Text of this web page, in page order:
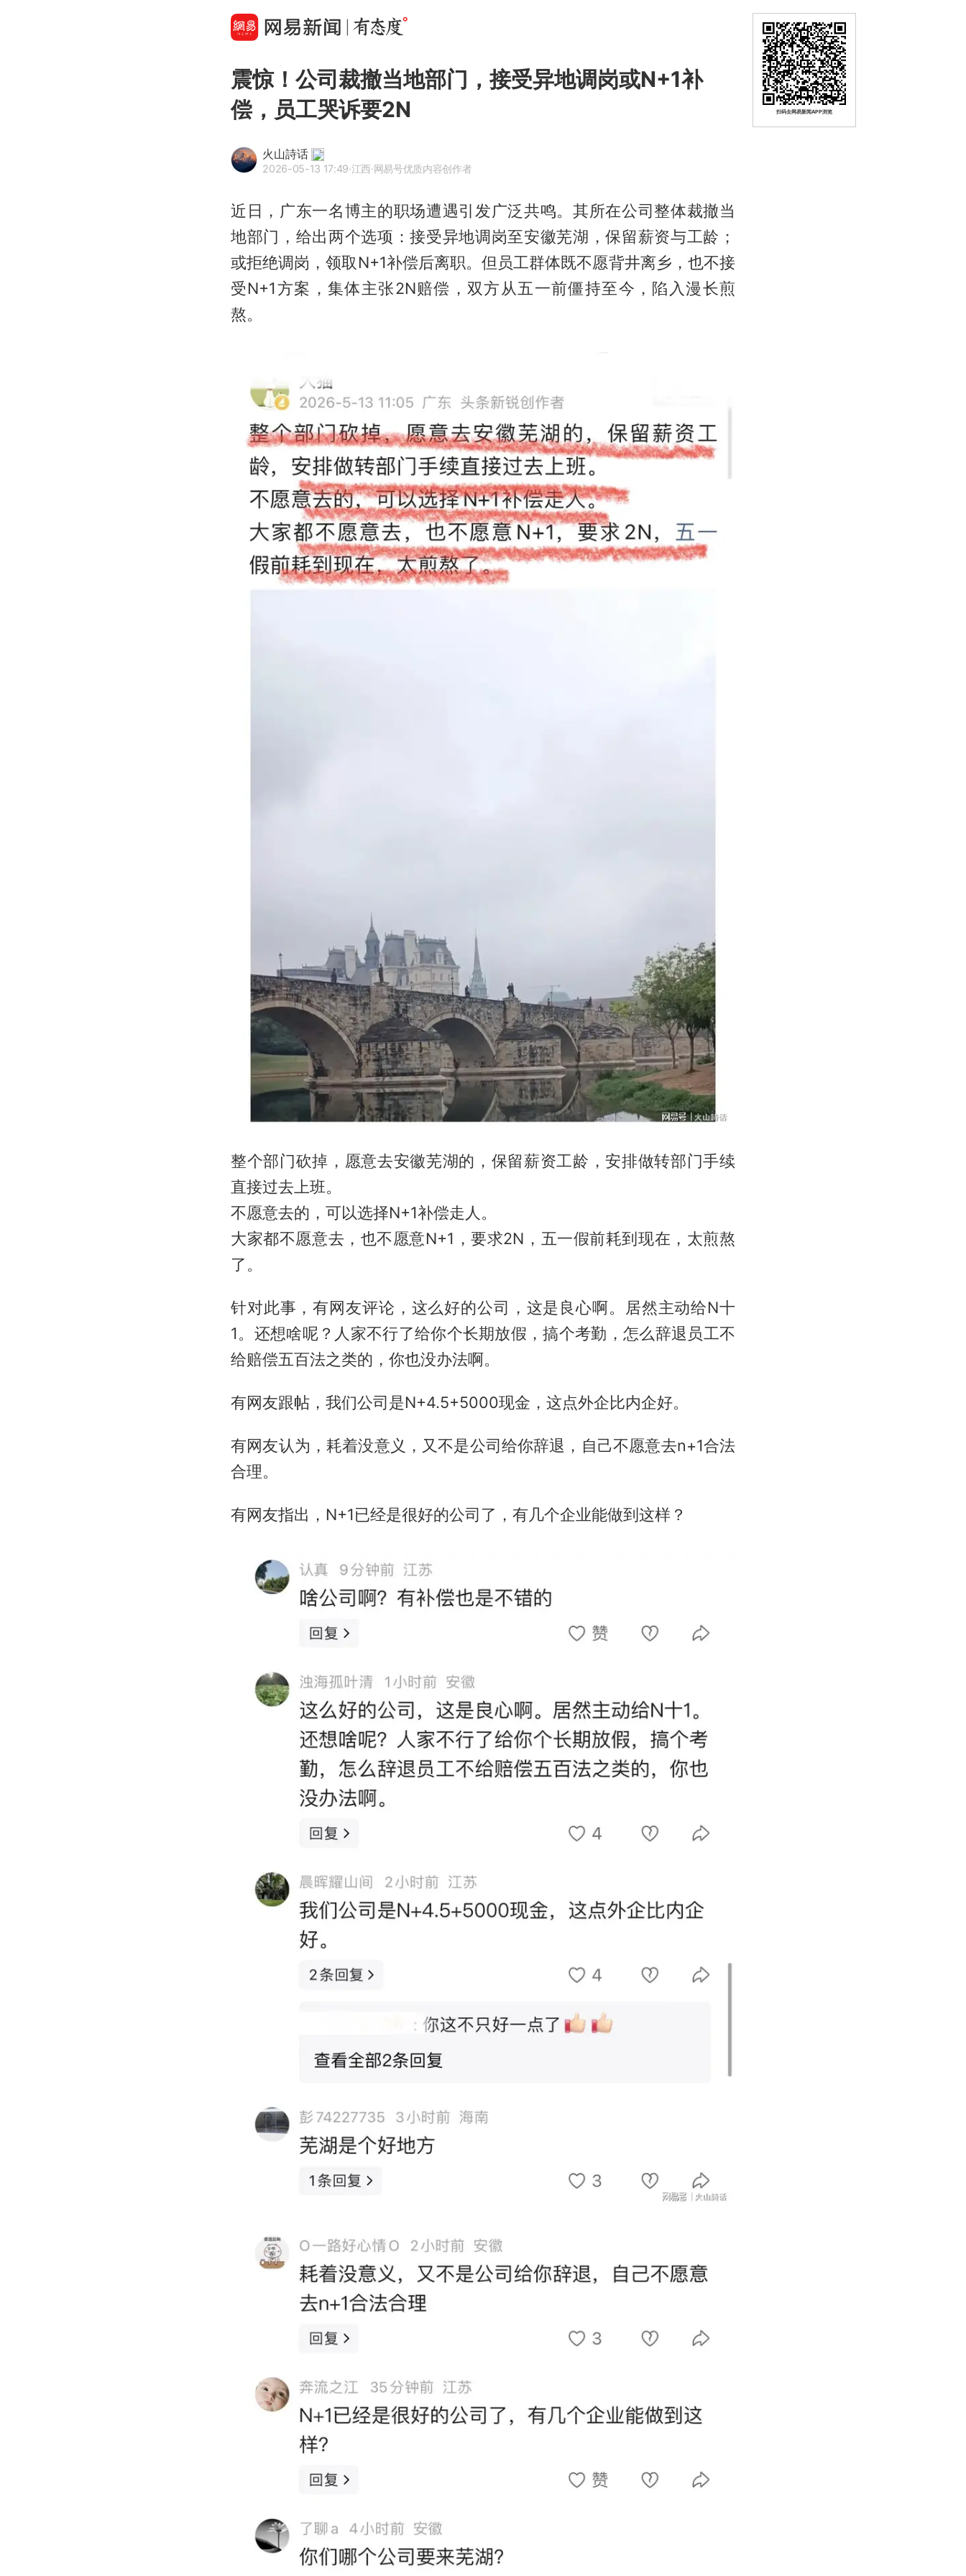
震惊！公司裁撤当地部门，接受异地调岗或N+1补
偿，员工哭诉要2N
火山詩话
2026-05-13 17:49·江西·网易号优质内容创作者
近日，广东一名博主的职场遭遇引发广泛共鸣。其所在公司整体裁撤当
地部门，给出两个选项：接受异地调岗至安徽芜湖，保留薪资与工龄；
或拒绝调岗，领取N+1补偿后离职。但员工群体既不愿背井离乡，也不接
受N+1方案，集体主张2N赔偿，双方从五一前僵持至今，陷入漫长煎
熬。
整个部门砍掉，愿意去安徽芜湖的，保留薪资工龄，安排做转部门手续
直接过去上班。
不愿意去的，可以选择N+1补偿走人。
大家都不愿意去，也不愿意N+1，要求2N，五一假前耗到现在，太煎熬
了。
针对此事，有网友评论，这么好的公司，这是良心啊。居然主动给N十
1。还想啥呢？人家不行了给你个长期放假，搞个考勤，怎么辞退员工不
给赔偿五百法之类的，你也没办法啊。
有网友跟帖，我们公司是N+4.5+5000现金，这点外企比内企好。
有网友认为，耗着没意义，又不是公司给你辞退，自己不愿意去n+1合法
合理。
有网友指出，N+1已经是很好的公司了，有几个企业能做到这样？
扫码去网易新闻APP浏览